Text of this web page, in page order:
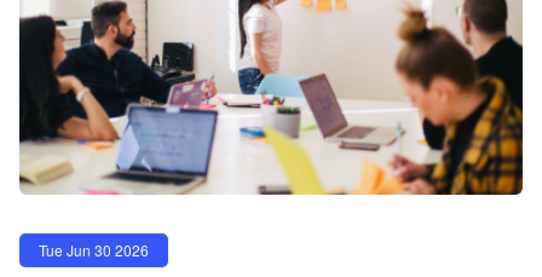
Tue Jun 30 2026